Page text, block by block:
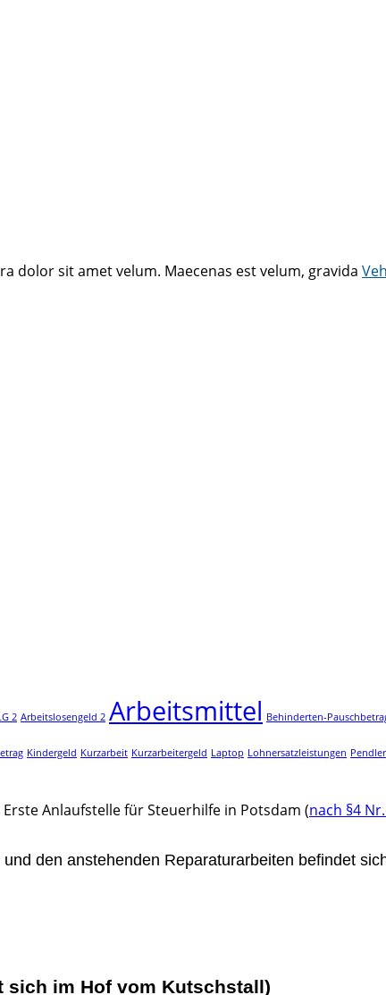
dolor sit amet velum. Maecenas est velum, gravida
2 Arbeitslosengeld 2 Arbeitsmittel Behinderten-
Kindergeld Kurzarbeit Kurzarbeitergeld Laptop Lohnersatzleistungen
Anlaufstelle für Steuerhilfe in Potsdam (nach §4
den anstehenden Reparaturarbeiten befindet
sich im Hof vom Kutschstall)